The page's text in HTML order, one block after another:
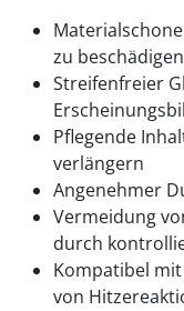
zu beschädigen
Streifenfreier
Pflegende
verlängern
Angenehmer
Vermeidung
durch
Kompatibel
von